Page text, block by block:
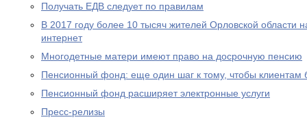
Получать ЕДВ следует по правилам
В 2017 году более 10 тысяч жителей Орловской области
интернет
Многодетные матери имеют право на досрочную пенсию
Пенсионный фонд: еще один шаг к тому, чтобы клиентам
Пенсионный фонд расширяет электронные услуги
Пресс-релизы